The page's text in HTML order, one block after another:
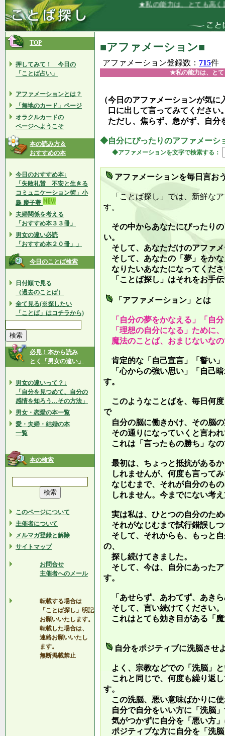
★私の能力は、とても高く評価されて
TOP
押してみて！ 今日の
「ことば占い」
アファメーションとは？
「無地のカード」ページ
オラクルカードの
ページへようこそ
本の読み方＆
おすすめの本
今日のおすすめ本↓
「失敗礼賛 不安と生きる
コミュニケーション術」小
島 慶子著
夫婦関係を考える
「おすすめ本３３冊」
男女の違い必読
「おすすめ本２０冊」」
今日のことば検索
日付順で見る
（過去のことば）
全て見る(※探したい
「ことば」はコチラから)
必見！本から読み
とく「男女の違い」
男女の違いって？↓
「自分を見つめて、自分の
感情を知ろう…その方法」
男女・恋愛の本一覧
愛・夫婦・結婚の本
一覧
本の検索
このページについて
主催者について
メルマガ登録と解除
サイトマップ
お問合せ
主催者へのメール
転載する場合は
「ことば探し」明記
お願いいたします。
転載した場合は、
連絡お願いいたし
ます。
無断掲載禁止
■アファメーション■
アファメーション登録数： 715件
★私の能力は、と
（今日のアファメーションが気
口に出して言ってみてください
ただし、焦らず、急がず、自分
◆自分にぴったりのアファメーシ
◆アファメーションを文字で検索する：
アファメーションを毎日言お
「ことば探し」では、新鮮な
す。
その中からあなたにぴったり
い。
そして、あなただけのアファ
そして、あなたの「夢」をか
なりたいあなたになってくだ
「ことば探し」はそれをお手
「アファメーション」とは
「自分の夢をかなえる」「自
「理想の自分になる」ために
魔法のことば、おまじないな
肯定的な「自己宣言」「誓い
「心からの強い思い」「自己
す。
このようなことばを、毎日何
で
自分の脳に働きかけ、その脳
その通りになっていくと言わ
これは「言ったもの勝ち」な
最初は、ちょっと抵抗がある
しれませんが、何度も言って
なじむまで、それが自分のも
しれません。今までにない考
実は私は、ひとつの自分のた
それがなじむまで試行錯誤し
そして、それからも、もっと
の、
探し続けてきました。
そして、今は、自分にあった
す。
「あせらず、あわてず、あき
そして、言い続けてください。
これはとても効き目がある「
自分をポジティブに洗脳させ
よく、宗教などでの「洗脳」
これと同じで、何度も繰り返
す。
この洗脳、悪い意味ばかりに
自分で自分をいい方に「洗脳
気がつかずに自分を「悪い方
ポジティブな方に自分を「洗